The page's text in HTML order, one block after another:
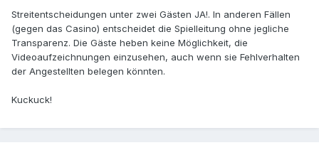
Streitentscheidungen unter zwei Gästen JA!. In anderen Fällen
(gegen das Casino) entscheidet die Spielleitung ohne jegliche
Transparenz. Die Gäste heben keine Möglichkeit, die
Videoaufzeichnungen einzusehen, auch wenn sie Fehlverhalten
der Angestellten belegen könnten.
Kuckuck!